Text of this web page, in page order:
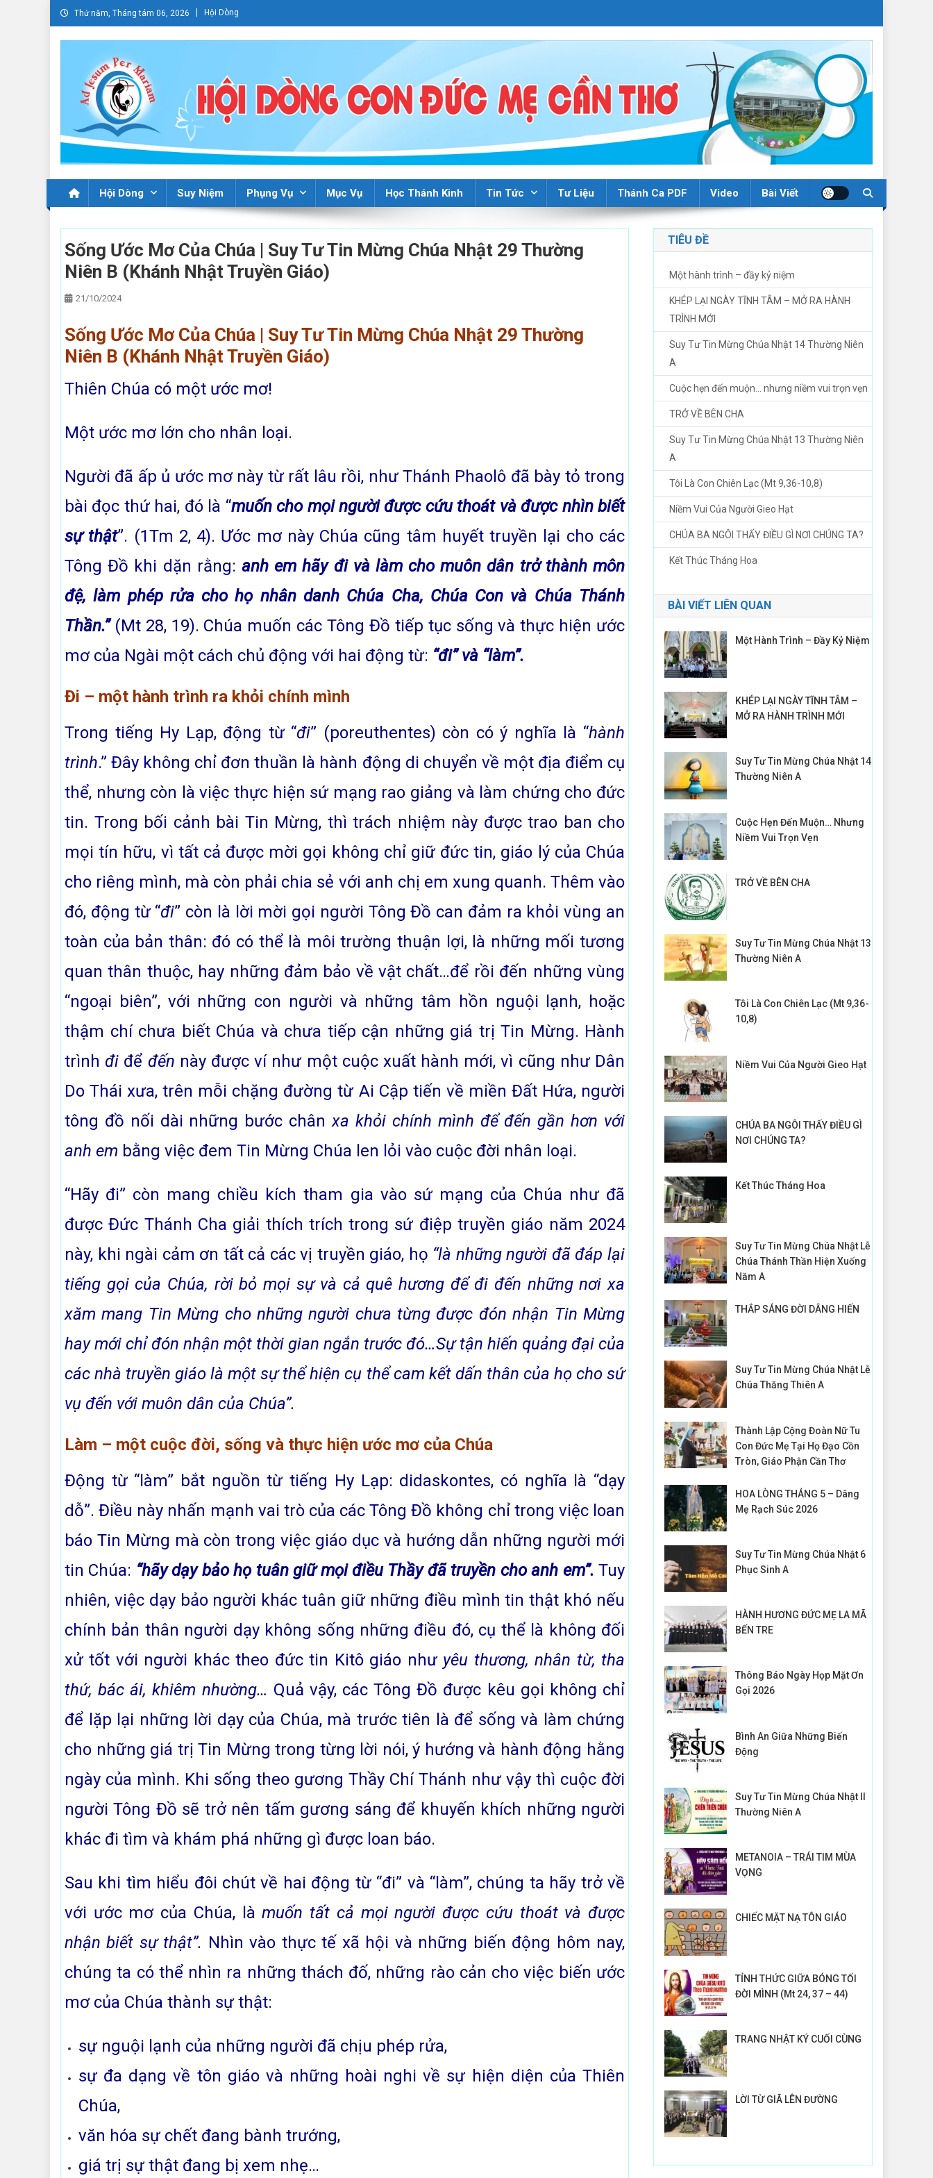
Skip
to
content
Thứ năm, Tháng tám 06, 2026 Hội Dòng
Hội Dòng Suy Niệm Phụng Vụ Mục Vụ Học Thánh Kinh Tin Tức Tư Liệu Thánh Ca PDF Video Bài Viết
Sống Ước Mơ Của Chúa | Suy Tư Tin Mừng Chúa Nhật 29 Thường
Niên B (Khánh Nhật Truyền Giáo)
21/10/2024
Sống Ước Mơ Của Chúa | Suy Tư Tin Mừng Chúa Nhật 29 Thường
Niên B (Khánh Nhật Truyền Giáo)
Thiên Chúa có một ước mơ!
Một ước mơ lớn cho nhân loại.
Người đã ấp ủ ước mơ này từ rất lâu rồi, như Thánh Phaolô đã bày tỏ trong
bài đọc thứ hai, đó là “muốn cho mọi người được cứu thoát và được nhìn biết
sự thật”. (1Tm 2, 4). Ước mơ này Chúa cũng tâm huyết truyền lại cho các
Tông Đồ khi dặn rằng: anh em hãy đi và làm cho muôn dân trở thành môn
đệ, làm phép rửa cho họ nhân danh Chúa Cha, Chúa Con và Chúa Thánh
Thần.” (Mt 28, 19). Chúa muốn các Tông Đồ tiếp tục sống và thực hiện ước
mơ của Ngài một cách chủ động với hai động từ: “đi” và “làm”.
Đi – một hành trình ra khỏi chính mình
Trong tiếng Hy Lạp, động từ “đi” (poreuthentes) còn có ý nghĩa là “hành
trình.” Đây không chỉ đơn thuần là hành động di chuyển về một địa điểm cụ
thể, nhưng còn là việc thực hiện sứ mạng rao giảng và làm chứng cho đức
tin. Trong bối cảnh bài Tin Mừng, thì trách nhiệm này được trao ban cho
mọi tín hữu, vì tất cả được mời gọi không chỉ giữ đức tin, giáo lý của Chúa
cho riêng mình, mà còn phải chia sẻ với anh chị em xung quanh. Thêm vào
đó, động từ “đi” còn là lời mời gọi người Tông Đồ can đảm ra khỏi vùng an
toàn của bản thân: đó có thể là môi trường thuận lợi, là những mối tương
quan thân thuộc, hay những đảm bảo về vật chất…để rồi đến những vùng
“ngoại biên”, với những con người và những tâm hồn nguội lạnh, hoặc
thậm chí chưa biết Chúa và chưa tiếp cận những giá trị Tin Mừng. Hành
trình đi để đến này được ví như một cuộc xuất hành mới, vì cũng như Dân
Do Thái xưa, trên mỗi chặng đường từ Ai Cập tiến về miền Đất Hứa, người
tông đồ nối dài những bước chânxa khỏi chính mình để đến gần hơn với
anh em bằng việc đem Tin Mừng Chúa len lỏi vào cuộc đời nhân loại.
“Hãy đi” còn mang chiều kích tham gia vào sứ mạng của Chúa như đã
được Đức Thánh Cha giải thích trích trong sứ điệp truyền giáo năm 2024
này, khi ngài cảm ơn tất cả các vị truyền giáo, họ “là những người đã đáp lại
tiếng gọi của Chúa, rời bỏ mọi sự và cả quê hương để đi đến những nơi xa
xăm mang Tin Mừng cho những người chưa từng được đón nhận Tin Mừng
hay mới chỉ đón nhận một thời gian ngắn trước đó…Sự tận hiến quảng đại của
các nhà truyền giáo là một sự thể hiện cụ thể cam kết dấn thân của họ cho sứ
vụ đến với muôn dân của Chúa”.
Làm – một cuộc đời, sống và thực hiện ước mơ của Chúa
Động từ “làm” bắt nguồn từ tiếng Hy Lạp: didaskontes, có nghĩa là “dạy
dỗ”. Điều này nhấn mạnh vai trò của các Tông Đồ không chỉ trong việc loan
báo Tin Mừng mà còn trong việc giáo dục và hướng dẫn những người mới
tin Chúa: “hãy dạy bảo họ tuân giữ mọi điều Thầy đã truyền cho anh em”. Tuy
nhiên, việc dạy bảo người khác tuân giữ những điều mình tin thật khó nếu
chính bản thân người dạy không sống những điều đó, cụ thể là không đối
xử tốt với người khác theo đức tin Kitô giáo như yêu thương, nhân từ, tha
thứ, bác ái, khiêm nhường… Quả vậy, các Tông Đồ được kêu gọi không chỉ
để lặp lại những lời dạy của Chúa, mà trước tiên là để sống và làm chứng
cho những giá trị Tin Mừng trong từng lời nói, ý hướng và hành động hằng
ngày của mình. Khi sống theo gương Thầy Chí Thánh như vậy thì cuộc đời
người Tông Đồ sẽ trở nên tấm gương sáng để khuyến khích những người
khác đi tìm và khám phá những gì được loan báo.
Sau khi tìm hiểu đôi chút về hai động từ “đi” và “làm”, chúng ta hãy trở về
với ước mơ của Chúa, là muốn tất cả mọi người được cứu thoát và được
nhận biết sự thật”. Nhìn vào thực tế xã hội và những biến động hôm nay,
chúng ta có thể nhìn ra những thách đố, những rào cản cho việc biến ước
mơ của Chúa thành sự thật:
sự nguội lạnh của những người đã chịu phép rửa,
sự đa dạng về tôn giáo và những hoài nghi về sự hiện diện của Thiên
Chúa,
văn hóa sự chết đang bành trướng,
giá trị sự thật đang bị xem nhẹ…
TIÊU ĐỀ
Một hành trình – đầy kỷ niệm
KHÉP LẠI NGÀY TĨNH TÂM – MỞ RA HÀNH
TRÌNH MỚI
Suy Tư Tin Mừng Chúa Nhật 14 Thường Niên
A
Cuộc hẹn đến muộn… nhưng niềm vui trọn vẹn
TRỞ VỀ BÊN CHA
Suy Tư Tin Mừng Chúa Nhật 13 Thường Niên
A
Tôi Là Con Chiên Lạc (Mt 9,36-10,8)
Niềm Vui Của Người Gieo Hạt
CHÚA BA NGÔI THẤY ĐIỀU GÌ NƠI CHÚNG TA?
Kết Thúc Tháng Hoa
BÀI VIẾT LIÊN QUAN
Một Hành Trình – Đầy Kỷ Niệm
KHÉP LẠI NGÀY TĨNH TÂM –
MỞ RA HÀNH TRÌNH MỚI
Suy Tư Tin Mừng Chúa Nhật 14
Thường Niên A
Cuộc Hẹn Đến Muộn… Nhưng
Niềm Vui Trọn Vẹn
TRỞ VỀ BÊN CHA
Suy Tư Tin Mừng Chúa Nhật 13
Thường Niên A
Tôi Là Con Chiên Lạc (Mt 9,36-
10,8)
Niềm Vui Của Người Gieo Hạt
CHÚA BA NGÔI THẤY ĐIỀU GÌ
NƠI CHÚNG TA?
Kết Thúc Tháng Hoa
Suy Tư Tin Mừng Chúa Nhật Lễ
Chúa Thánh Thần Hiện Xuống
Năm A
THẮP SÁNG ĐỜI DÂNG HIẾN
Suy Tư Tin Mừng Chúa Nhật Lễ
Chúa Thăng Thiên A
Thành Lập Cộng Đoàn Nữ Tu
Con Đức Mẹ Tại Họ Đạo Cồn
Tròn, Giáo Phận Cần Thơ
HOA LÒNG THÁNG 5 – Dâng
Mẹ Rạch Súc 2026
Suy Tư Tin Mừng Chúa Nhật 6
Phục Sinh A
HÀNH HƯƠNG ĐỨC MẸ LA MÃ
BẾN TRE
Thông Báo Ngày Họp Mặt Ơn
Gọi 2026
Bình An Giữa Những Biến
Động
Suy Tư Tin Mừng Chúa Nhật II
Thường Niên A
METANOIA – TRÁI TIM MÙA
VỌNG
CHIẾC MẶT NẠ TÔN GIÁO
TỈNH THỨC GIỮA BÓNG TỐI
ĐỜI MÌNH (Mt 24, 37 – 44)
TRANG NHẬT KÝ CUỐI CÙNG
LỜI TỪ GIÃ LÊN ĐƯỜNG